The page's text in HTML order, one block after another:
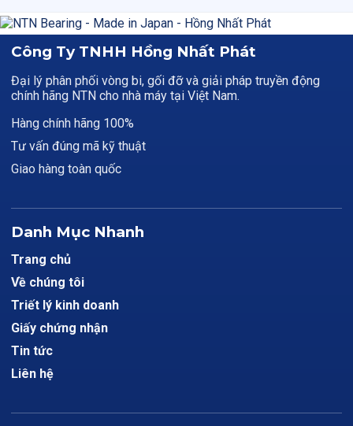
Công Ty TNHH Hồng Nhất Phát
Đại lý phân phối vòng bi, gối đỡ và giải pháp truyền động
chính hãng NTN cho nhà máy tại Việt Nam.
Hàng chính hãng 100%
Tư vấn đúng mã kỹ thuật
Giao hàng toàn quốc
Danh Mục Nhanh
Trang chủ
Về chúng tôi
Triết lý kinh doanh
Giấy chứng nhận
Tin tức
Liên hệ